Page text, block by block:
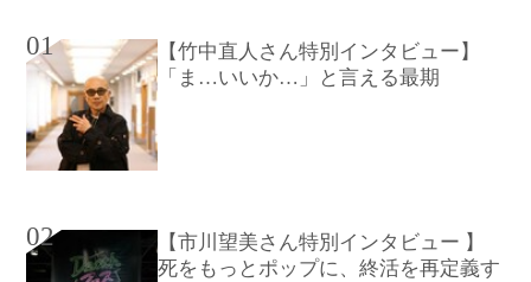
01
【竹中直人さん特別インタビュー】
「ま…いいか…」と言える最期
02
【市川望美さん特別インタビュー 】
死をもっとポップに、終活を再定義す